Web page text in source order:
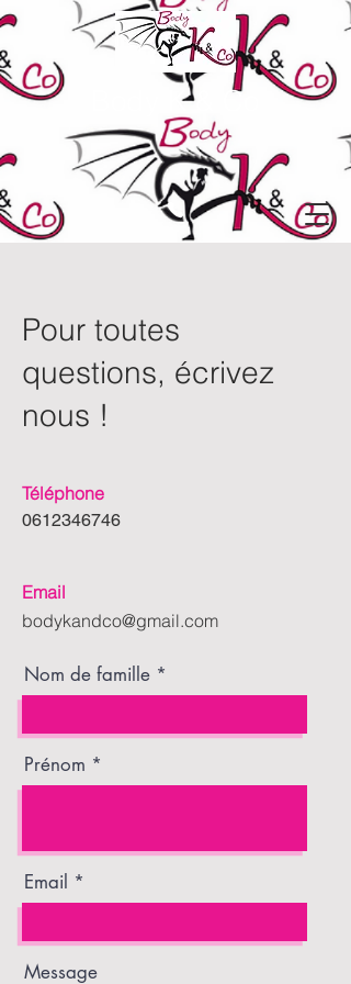
Body K & Co
Pour toutes
questions, écrivez
nous !
Téléphone
0612346746
Email
bodykandco@gmail.com
Nom de famille
Prénom
Email
Message